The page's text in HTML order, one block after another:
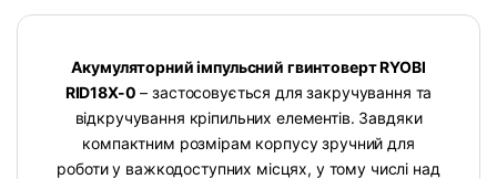
Акумуляторний імпульсний гвинтоверт RYOBI
RID18X-0 – застосовується для закручування та
відкручування кріпильних елементів. Завдяки
компактним розмірам корпусу зручний для
роботи у важкодоступних місцях, у тому числі над